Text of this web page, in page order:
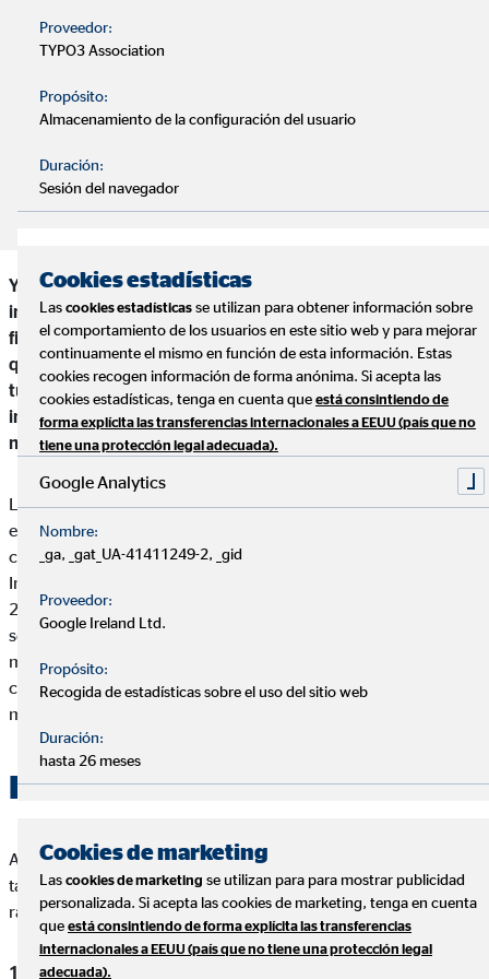
operaciones costosas.
Los perros también necesitan un seguro de
responsabilidad civil. Este seguro te protege de las
causar tu mascota.
Ya sea perro, gato, conejo o hámster, para muchos es
inimaginable vivir sin una mascota. Pero si tienes un amigo
fiel de cuatro patas, te enfrentas a una gran responsabilidad
que durará años. Un buen seguro es importante tanto para
tu mascota como para ti. Hemos resumido los consejos más
importantes sobre seguros de salud para mascotas y te
mostramos cómo asegurar a tu mascota.
Las mascotas enriquecen la vida de muchas personas. No es de
extrañar que el número de mascotas en Europa aumente
constantemente. Un estudio de la Federación Europea de la
Industria de Alimentos para Mascotas (FEDIAF) muestra que en
2022 había 340 millones de mascotas en Europa. Los gatos
son los animales de compañía más populares, con 127
millones, seguidos de cerca por los perros (104 millones). En
cambio, las aves (53 millones), los animales pequeños (29
millones) y los peces (22 millones) son menos comunes.
El coste de una mascota
A lo largo de su vida, las mascotas no solo cuestan tiempo, sino
también mucho dinero. Los costes pueden dividirse, a grandes
rasgos, en tres categorías:
Costes de alimentación
Proveedor:
TYPO3 Association
Propósito:
Almacenamiento de la configuración del usuario
Duración:
Sesión del navegador
Cookies estadísticas
Las cookies estadísticas se utilizan para obtener información sobre
el comportamiento de los usuarios en este sitio web y para mejorar
continuamente el mismo en función de esta información. Estas
cookies recogen información de forma anónima. Si acepta las
cookies estadísticas, tenga en cuenta que está consintiendo de
forma explícita las transferencias internacionales a EEUU (país que no
tiene una protección legal adecuada).
Google Analytics
Nombre:
_ga, _gat_UA-41411249-2, _gid
Proveedor:
Google Ireland Ltd.
Propósito:
Recogida de estadísticas sobre el uso del sitio web
Duración:
hasta 26 meses
Cookies de marketing
Las cookies de marketing se utilizan para para mostrar publicidad
personalizada. Si acepta las cookies de marketing, tenga en cuenta
que está consintiendo de forma explícita las transferencias
internacionales a EEUU (país que no tiene una protección legal
adecuada).